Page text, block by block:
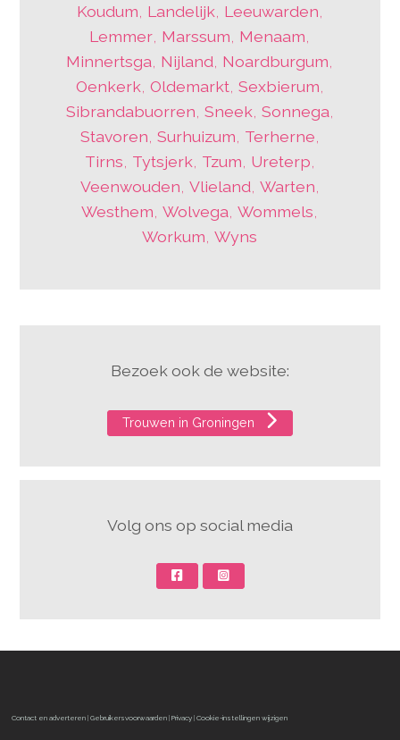
Koudum Landelijk Leeuwarden
Lemmer Marssum Menaam
Minnertsga Nijland Noardburgum
Oenkerk Oldemarkt, Sexbierum
Sibrandabuorren Sneek Sonnega
Stavoren Surhuizum Terherne
Tirns Tytsjerk Tzum Ureterp
Veenwouden Vlieland Warten
Westhem ,Wolvega ,Wommels
Workum ,Wyns
Bezoek ook de website:
Trouwen in Groningen
Volg ons op social media
Contact en adverteren |Gebruikersvoorwaarden |Privacy |Cookie-instellingen wijzigen